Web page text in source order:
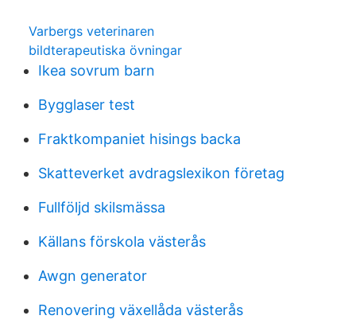
Varbergs veterinaren
bildterapeutiska övningar
Ikea sovrum barn
Bygglaser test
Fraktkompaniet hisings backa
Skatteverket avdragslexikon företag
Fullföljd skilsmässa
Källans förskola västerås
Awgn generator
Renovering växellåda västerås